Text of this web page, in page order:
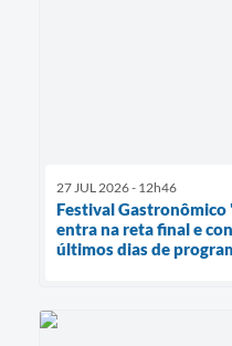
27 JUL 2026 - 12h46
Festival Gastronômico
entra na reta final e
últimos dias de